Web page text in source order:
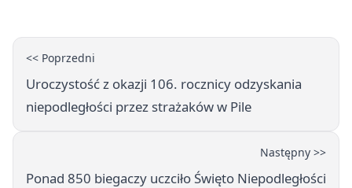
<< Poprzedni
Uroczystość z okazji 106. rocznicy odzyskania
niepodległości przez strażaków w Pile
Następny >>
Ponad 850 biegaczy uczciło Święto Niepodległości